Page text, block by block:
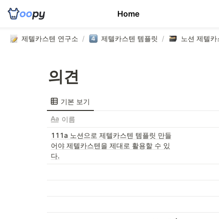
제텔카스텐 연구소 / 제텔카스텐 템플릿 / 노션 제텔
의견
기본 보기
이름
111a 노션으로 제텔카스텐 템플릿 만들
어야 제텔카스텐을 제대로 활용할 수 있
다.
Home